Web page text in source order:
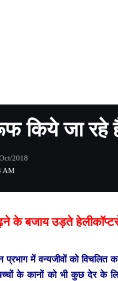
किये जा
AM
2018
के बजाय उड़ते
प्रभाग में वन्यजीवों को
के कानों को भी कुछ देर के